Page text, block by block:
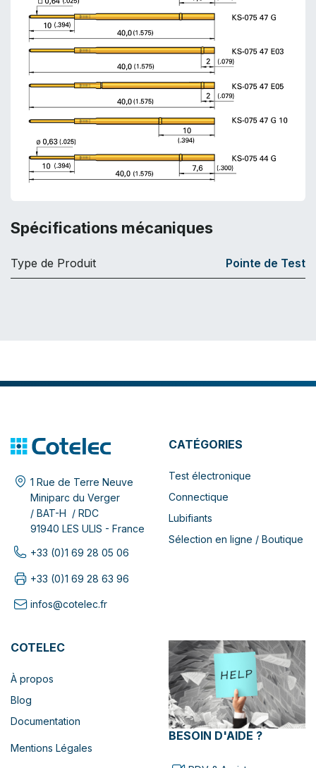
Spécifications mécaniques
Type de Produit Pointe de Test
1 Rue de Terre Neuve
Miniparc du Verger
/ BAT-H / RDC
91940 LES ULIS - France
+33 (0)1 69 28 05 06
+33 (0)1 69 28 63 96
infos@cotelec.fr
CATÉGORIES
Test électronique
Connectique
Lubifiants
Sélection en ligne / Boutique
COTELEC
À propos
Blog
Documentation
Mentions Légales
BESOIN D'AIDE ?